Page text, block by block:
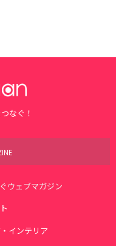
なぐ！
ウェブマガジン
インテリア